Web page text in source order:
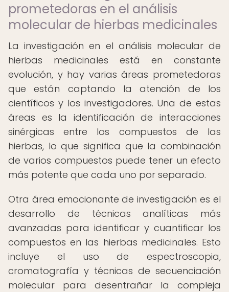
prometedoras en el análisis
molecular de hierbas medicinales
La investigación en el análisis molecular de
hierbas medicinales está en constante
evolución, y hay varias áreas prometedoras
que están captando la atención de los
científicos y los investigadores. Una de estas
áreas es la identificación de interacciones
sinérgicas entre los compuestos de las
hierbas, lo que significa que la combinación
de varios compuestos puede tener un efecto
más potente que cada uno por separado.
Otra área emocionante de investigación es el
desarrollo de técnicas analíticas más
avanzadas para identificar y cuantificar los
compuestos en las hierbas medicinales. Esto
incluye el uso de espectroscopia,
cromatografía y técnicas de secuenciación
molecular para desentrañar la compleja